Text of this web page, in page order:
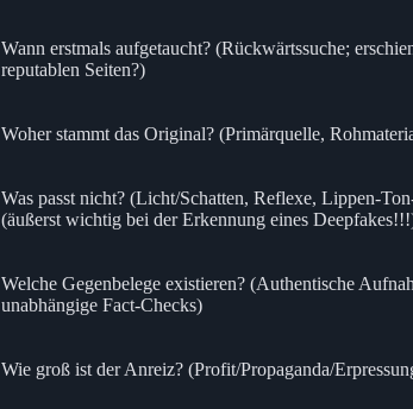
Wann erstmals aufgetaucht? (Rückwärtssuche;
reputablen Seiten?)
Woher stammt das Original? (Primärquelle,
Was passt nicht? (Licht/Schatten, Reflexe, Lippen-
(äußerst wichtig bei der Erkennung eines
Welche Gegenbelege existieren? (Authentische
unabhängige Fact-Checks)
Wie groß ist der Anreiz? (Profit/Propaganda/